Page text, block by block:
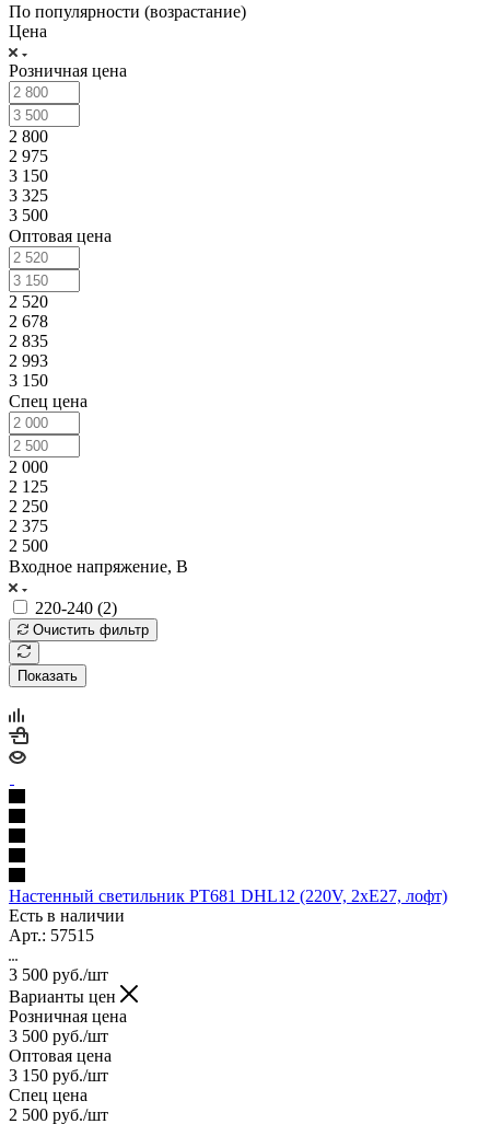
По популярности (возрастание)
Цена
Розничная цена
2 800
2 975
3 150
3 325
3 500
Оптовая цена
2 520
2 678
2 835
2 993
3 150
Спец цена
2 000
2 125
2 250
2 375
2 500
Входное напряжение, В
220-240 (2)
Очистить фильтр
Показать
Настенный светильник PT681 DHL12 (220V, 2хE27, лофт)
Есть в наличии
Арт.: 57515
3 500 руб./шт
Варианты цен
Розничная цена
3 500 руб./шт
Оптовая цена
3 150 руб./шт
Спец цена
2 500 руб./шт